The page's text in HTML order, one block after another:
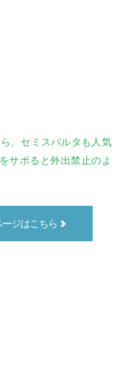
、セミスパルタも人気
サボると外出禁止のよ
ジはこちら